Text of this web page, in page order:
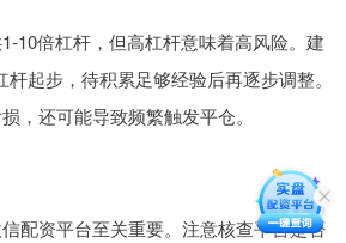
10倍杠杆，但高杠杆意味着高风险。建
起步，待积累足够经验后再逐步调整。
，还可能导致频繁触发平仓。
配资平台至关重要。注意核查平台是否